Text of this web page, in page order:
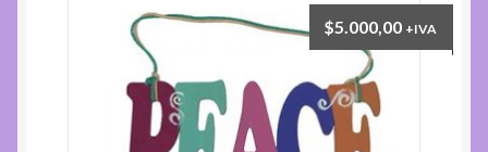
$5.000,00 +IVA